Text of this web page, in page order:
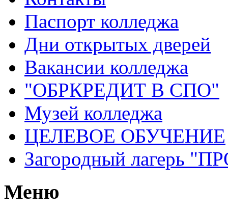
Паспорт колледжа
Дни открытых дверей
Вакансии колледжа
"ОБРКРЕДИТ В СПО"
Музей колледжа
ЦЕЛЕВОЕ ОБУЧЕНИЕ
Загородный лагерь
Меню